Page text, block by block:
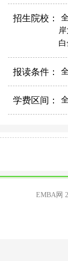
招生院校：
报读条件：
学费区间：
EMBA网